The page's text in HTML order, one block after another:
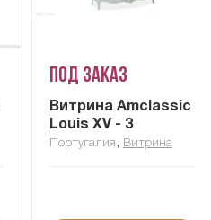
Под заказ
Витрина Amclassic
Louis XV - 3
Португалия , Витрина